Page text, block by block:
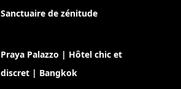
Sanctuaire de zénitude
Praya Palazzo | Hôtel chic et
discret | Bangkok